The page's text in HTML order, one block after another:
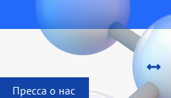
Пресса о нас